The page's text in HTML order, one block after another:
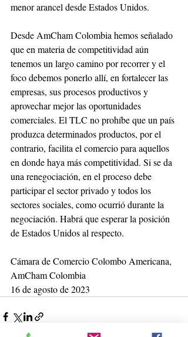
menor arancel desde Estados Unidos.
Desde AmCham Colombia hemos señalado
que en materia de competitividad aún
tenemos un largo camino por recorrer y el
foco debemos ponerlo allí, en fortalecer las
empresas, sus procesos productivos y
aprovechar mejor las oportunidades
comerciales. El TLC no prohíbe que un país
produzca determinados productos, por el
contrario, facilita el comercio para aquellos
en donde haya más competitividad. Si se da
una renegociación, en el proceso debe
participar el sector privado y todos los
sectores sociales, como ocurrió durante la
negociación. Habrá que esperar la posición
de Estados Unidos al respecto.
Cámara de Comercio Colombo Americana,
AmCham Colombia
16 de agosto de 2023